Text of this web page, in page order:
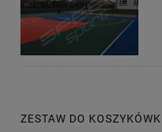
ZESTAW DO